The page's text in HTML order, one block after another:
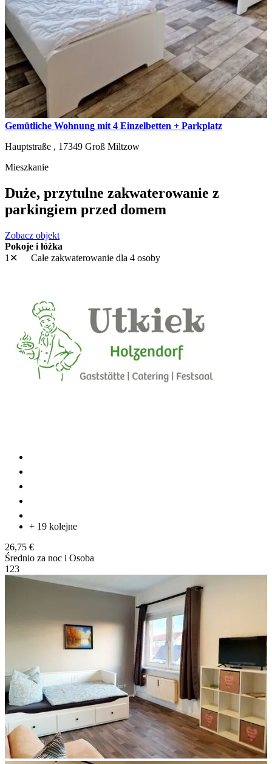
Gemütliche Wohnung mit 4 Einzelbetten + Parkplatz
Hauptstraße , 17349 Groß Miltzow
Mieszkanie
Duże, przytulne zakwaterowanie z
parkingiem przed domem
Zobacz objekt
Pokoje i łóżka
1✕
Całe zakwaterowanie dla 4 osoby
+ 19 kolejne
26,75 €
Średnio za noc i Osoba
1 23